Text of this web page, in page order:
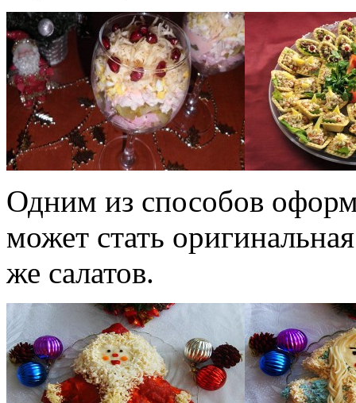
Одним из способов
может стать
же салатов.